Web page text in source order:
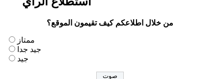
من خلال اطلاعكم كيف تقيمون الموقع؟
ممتاز
جيد جدا
جيد